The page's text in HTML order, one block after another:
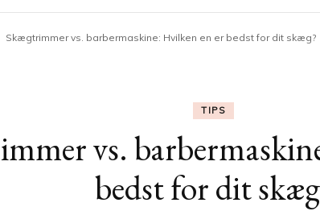
Skægtrimmer vs. barbermaskine: Hvilken en er bedst for dit skæg?
TIPS
vs.
bedst for dit